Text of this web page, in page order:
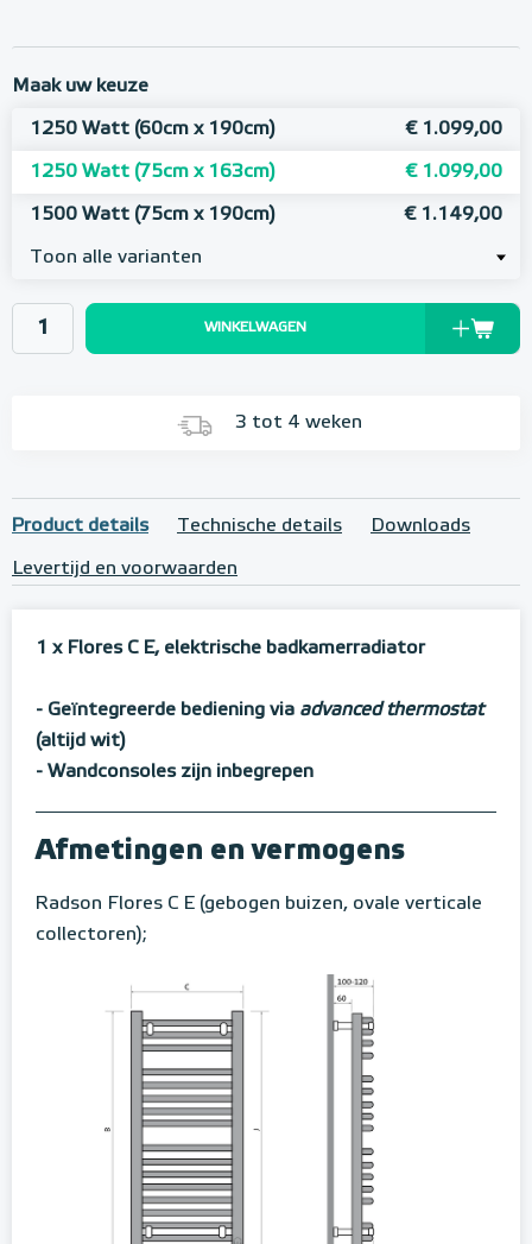
Maak uw keuze
1250 Watt (60cm x 190cm) € 1.099,00
1250 Watt (75cm x 163cm) € 1.099,00
1500 Watt (75cm x 190cm) € 1.149,00
Toon alle varianten
WINKELWAGEN
3 tot 4 weken
Product details Technische details Downloads
Levertijd en voorwaarden
1 x Flores C E, elektrische badkamerradiator
- Geïntegreerde bediening via advanced thermostat
(altijd wit)
- Wandconsoles zijn inbegrepen
Afmetingen en vermogens
Radson Flores C E (gebogen buizen, ovale verticale
collectoren);